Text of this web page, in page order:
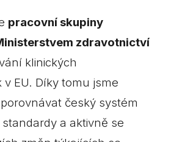
pracovní skupiny
zdravotnictví
klinických
EU. Díky tomu jsme
český systém
a aktivně se